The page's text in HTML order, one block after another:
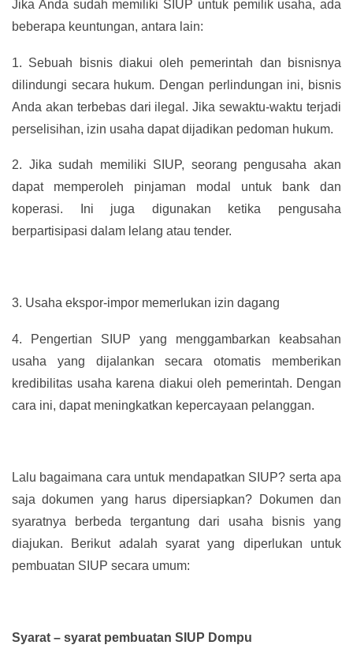
Jika Anda sudah memiliki SIUP untuk pemilik usaha, ada
beberapa keuntungan, antara lain:
1. Sebuah bisnis diakui oleh pemerintah dan bisnisnya
dilindungi secara hukum. Dengan perlindungan ini, bisnis
Anda akan terbebas dari ilegal. Jika sewaktu-waktu terjadi
perselisihan, izin usaha dapat dijadikan pedoman hukum.
2. Jika sudah memiliki SIUP, seorang pengusaha akan
dapat memperoleh pinjaman modal untuk bank dan
koperasi. Ini juga digunakan ketika pengusaha
berpartisipasi dalam lelang atau tender.
3. Usaha ekspor-impor memerlukan izin dagang
4.
Pengertian SIUP yang menggambarkan keabsahan
usaha yang dijalankan secara otomatis memberikan
kredibilitas usaha karena diakui oleh pemerintah. Dengan
cara ini, dapat meningkatkan kepercayaan pelanggan.
Lalu bagaimana cara untuk mendapatkan SIUP? serta apa
saja dokumen yang harus dipersiapkan? Dokumen dan
syaratnya berbeda tergantung dari usaha bisnis yang
diajukan. Berikut adalah syarat yang diperlukan untuk
pembuatan SIUP secara umum:
Syarat – syarat pembuatan SIUP Dompu